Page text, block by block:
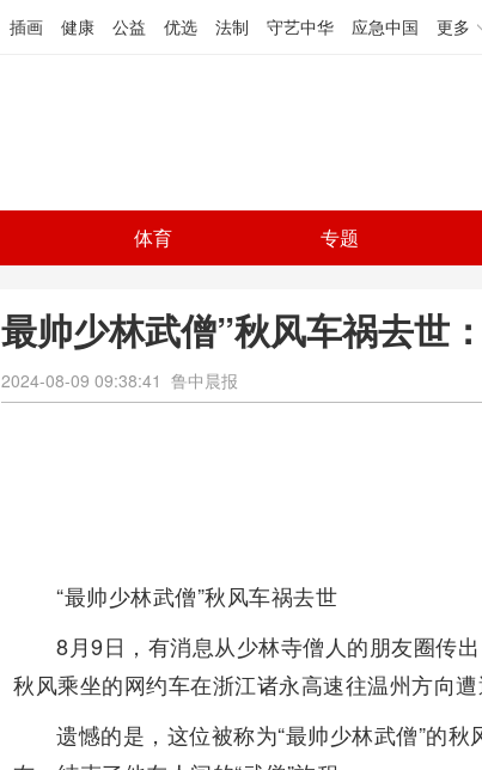
插画 健康 公益 优选 法制 守艺中华 应急中国 更多
体育 专题
最帅少林武僧”秋风车祸去世
2024-08-09 09:38:41 鲁中晨报
“最帅少林武僧”秋风车祸去世
8月9日，有消息从少林寺僧人的朋友圈传
秋风乘坐的网约车在浙江诸永高速往温州方向遭
遗憾的是，这位被称为“最帅少林武僧”的